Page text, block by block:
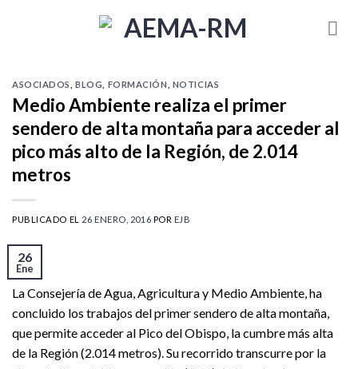
ASOCIADOS ,BLOG FORMACIÓN NOTICIAS
Medio Ambiente realiza el primer
sendero de alta montaña para acceder al
pico más alto de la Región, de 2.014
metros
PUBLICADO EL 26 ENERO, 2016 POR EJB
26
Ene
La Consejería de Agua, Agricultura y Medio Ambiente, ha
concluido los trabajos del primer sendero de alta montaña,
que permite acceder al Pico del Obispo, la cumbre más alta
de la Región (2.014 metros). Su recorrido transcurre por la